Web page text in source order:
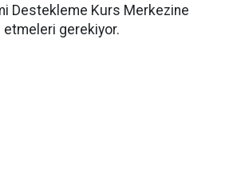
Destekleme Kurs Merkezine
etmeleri gerekiyor.